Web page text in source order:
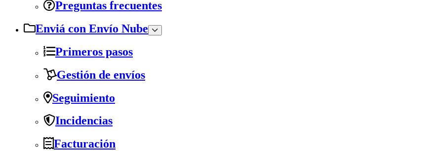
Preguntas frecuentes
Enviá con Envío Nube
Primeros pasos
Gestión de envíos
Seguimiento
Incidencias
Facturación